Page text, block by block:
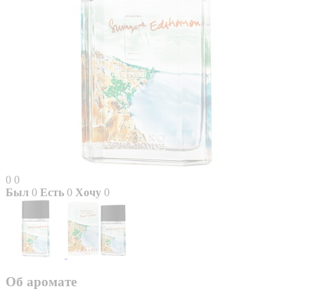
0 0
Был 0 Есть 0 Хочу 0
Об аромате